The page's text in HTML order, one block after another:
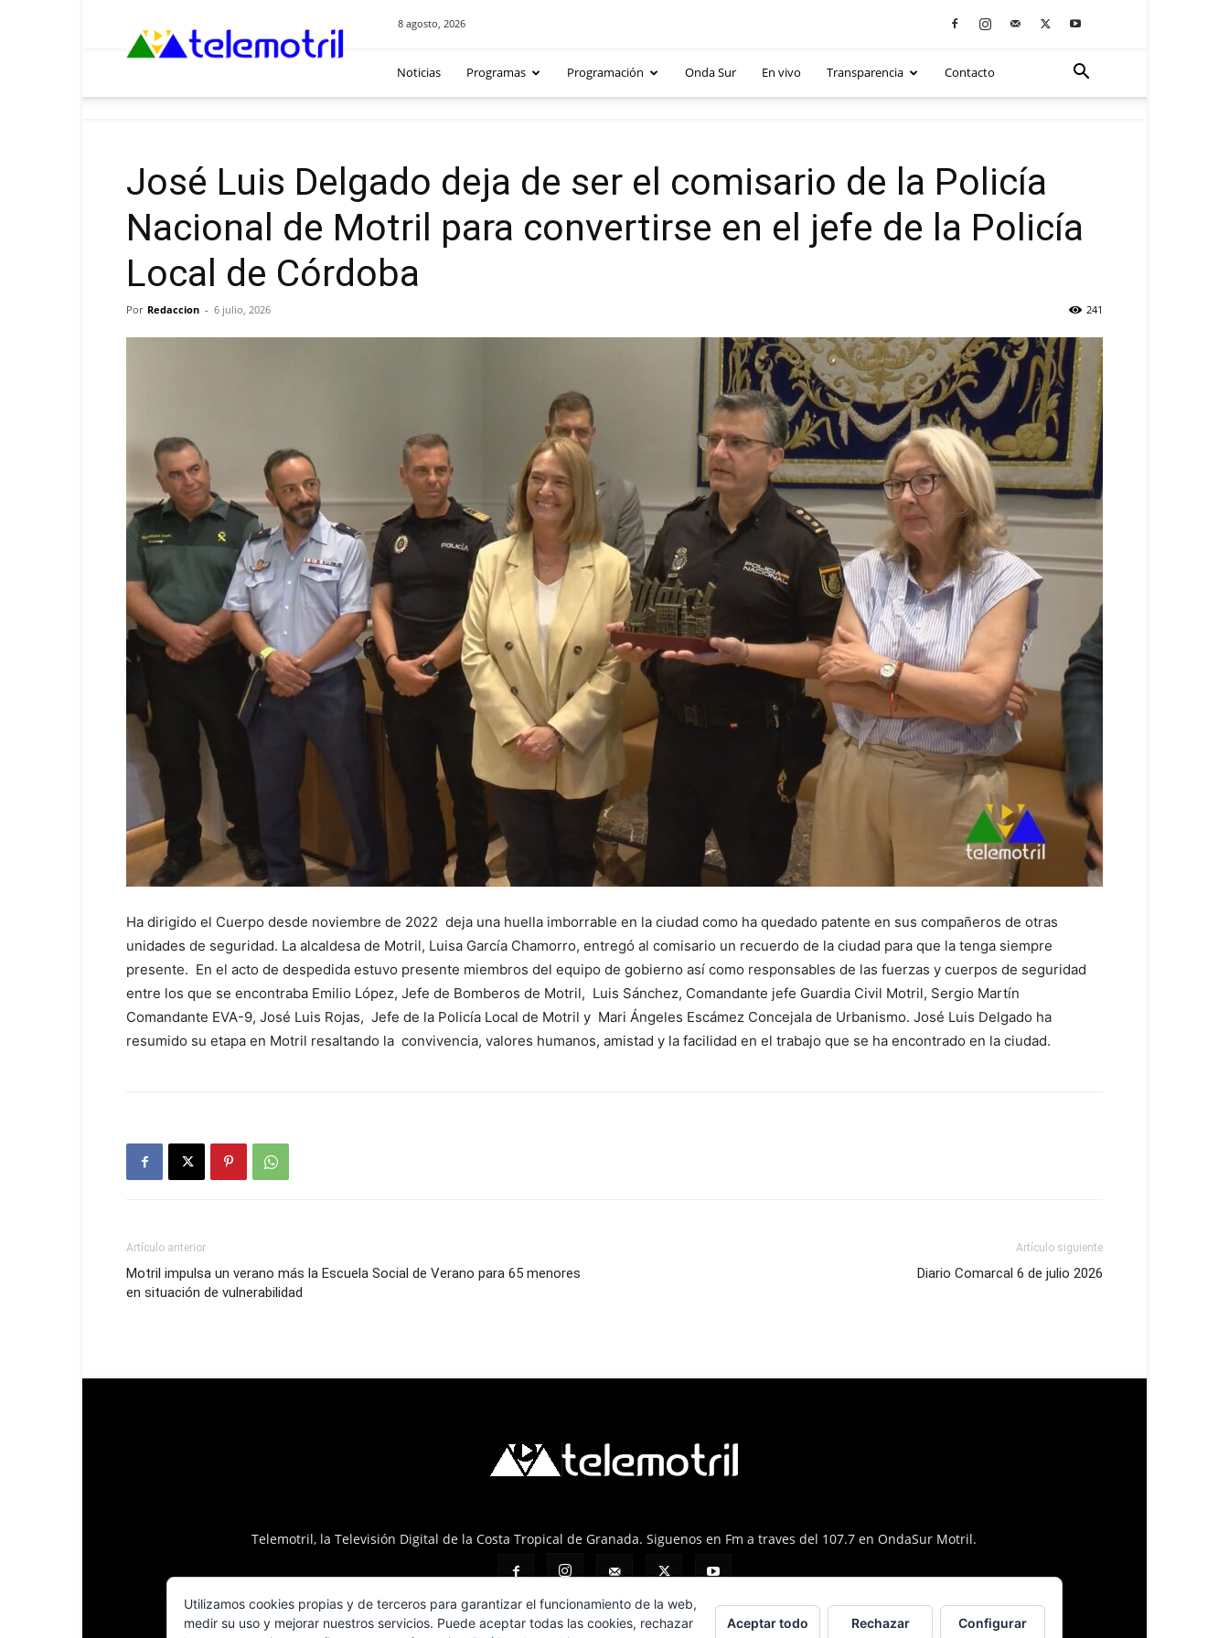
8 agosto, 2026
Noticias Programas Programación Onda Sur En vivo Transparencia Contacto
José Luis Delgado deja de ser el comisario de la Policía
Nacional de Motril para convertirse en el jefe de la Policía
Local de Córdoba
Por Redaccion - 6 julio, 2026 241
Ha dirigido el Cuerpo desde noviembre de 2022 deja una huella imborrable en la ciudad como ha quedado patente en sus compañeros de otras
unidades de seguridad. La alcaldesa de Motril, Luisa García Chamorro, entregó al comisario un recuerdo de la ciudad para que la tenga siempre
presente. En el acto de despedida estuvo presente miembros del equipo de gobierno así como responsables de las fuerzas y cuerpos de seguridad
entre los que se encontraba Emilio López, Jefe de Bomberos de Motril, Luis Sánchez, Comandante jefe Guardia Civil Motril, Sergio Martín
Comandante EVA-9, José Luis Rojas, Jefe de la Policía Local de Motril y Mari Ángeles Escámez Concejala de Urbanismo. José Luis Delgado ha
resumido su etapa en Motril resaltando la convivencia, valores humanos, amistad y la facilidad en el trabajo que se ha encontrado en la ciudad.
Artículo anterior
Motril impulsa un verano más la Escuela Social de Verano para 65 menores
en situación de vulnerabilidad
Artículo siguiente
Diario Comarcal 6 de julio 2026
Telemotril, la Televisión Digital de la Costa Tropical de Granada. Siguenos en Fm a traves del 107.7 en OndaSur Motril.
Utilizamos cookies propias y de terceros para garantizar el funcionamiento de la web,
medir su uso y mejorar nuestros servicios. Puede aceptar todas las cookies, rechazar
Aceptar todo Rechazar Configurar